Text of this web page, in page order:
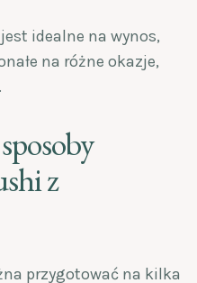
idealne na wynos,
na różne okazje,
z
przygotować na kilka